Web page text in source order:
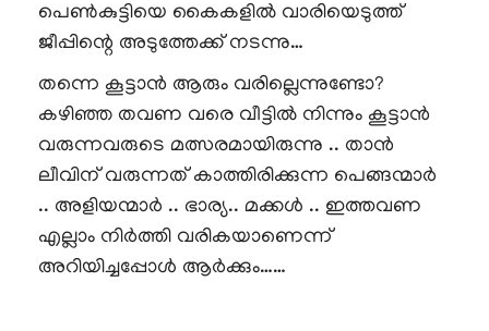
പെൺകുട്ടിയെ കൈകളിൽ വാരിയെടുത്ത്
ജീപ്പിന്റെ അടുത്തേക്ക് നടന്നു…
തന്നെ കൂട്ടാൻ ആരും വരില്ലെന്നുണ്ടോ?
കഴിഞ്ഞ തവണ വരെ വീട്ടിൽ നിന്നും കൂട്ടാൻ
വരുന്നവരുടെ മത്സരമായിരുന്നു .. താൻ
ലീവിന് വരുന്നത് കാത്തിരിക്കുന്ന പെങ്ങന്മാർ
.. അളിയന്മാർ .. ഭാര്യ.. മക്കൾ .. ഇത്തവണ
എല്ലാം നിർത്തി വരികയാണെന്ന്
അറിയിച്ചപ്പോൾ ആർക്കും……